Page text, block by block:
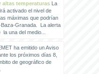
altas temperaturasLa
activado el nivel de
máximas que podrían
Granada. La alerta
una del medio...
ha emitido un Aviso
los próximos días 8,
de geográfico de